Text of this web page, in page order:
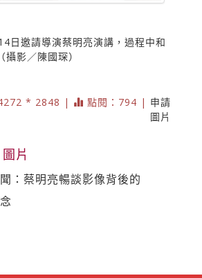
日邀請導演蔡明亮演講，過程中和
影／陳國琛）
* 2848 | 點閱：794 | 申請
圖片
片
：蔡明亮暢談影像背後的